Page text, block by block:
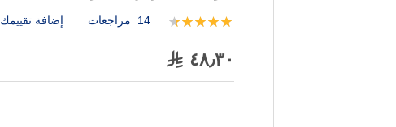
تقييم:
14 مراجعات إضافة تقييمك
٤٨٫٣٠